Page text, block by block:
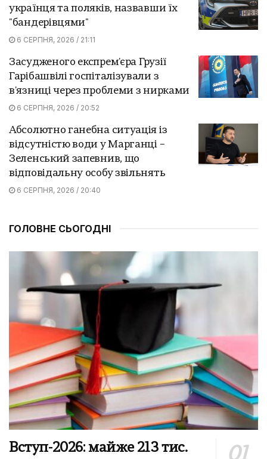
українця та поляків, назвавши їх
"бандерівцями"
6 СЕРПНЯ, 2026 / 21:11
Засудженого експрем'єра Грузії
Гарібашвілі госпіталізували з
в'язниці через проблеми з нирками
6 СЕРПНЯ, 2026 / 20:52
Абсолютно ганебна ситуація із
відсутністю води у Марганці –
Зеленський запевнив, що
відповідальну особу звільнять
6 СЕРПНЯ, 2026 / 20:40
ГОЛОВНЕ СЬОГОДНІ
Вступ-2026: майже 213 тис.